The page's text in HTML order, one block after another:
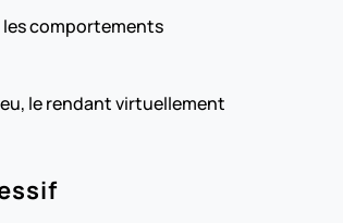
comportements
le rendant virtuellement